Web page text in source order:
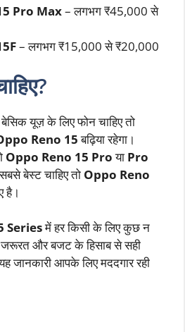
Pro Max– लगभग ₹45,000 से
– लगभग ₹15,000 से ₹20,000
यूज़ के लिए फोन चाहिए तो
Reno 15बढ़िया रहेगा।
Oppo Reno 15 Proया Pro
बेस्ट चाहिए तो Oppo Reno
है।
Seriesमें हर किसी के लिए कुछ न
और बजट के हिसाब से सही
जानकारी आपके लिए मददगार रही